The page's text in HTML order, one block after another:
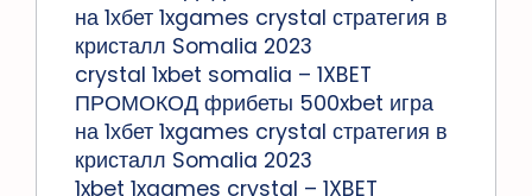
на 1хбет 1xgames crystal стратегия в
кристалл Somalia 2023
crystal 1xbet somalia – 1XBET
ПРОМОКОД фрибеты 500xbet игра
на 1хбет 1xgames crystal стратегия в
кристалл Somalia 2023
1xbet 1xgames crystal – 1XBET